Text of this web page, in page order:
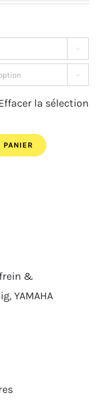


la sélection
PANIER
&
YAMAHA